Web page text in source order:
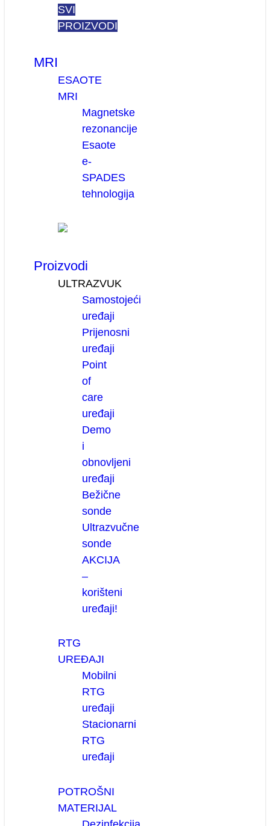
SVI
PROIZVODI
MRI
ESAOTE
MRI
Magnetske
rezonancije
Esaote
e-
SPADES
tehnologija
Proizvodi
ULTRAZVUK
Samostojeći
uređaji
Prijenosni
uređaji
Point
of
care
uređaji
Demo
i
obnovljeni
uređaji
Bežične
sonde
Ultrazvučne
sonde
AKCIJA
–
korišteni
uređaji!
RTG
UREĐAJI
Mobilni
RTG
uređaji
Stacionarni
RTG
uređaji
POTROŠNI
MATERIJAL